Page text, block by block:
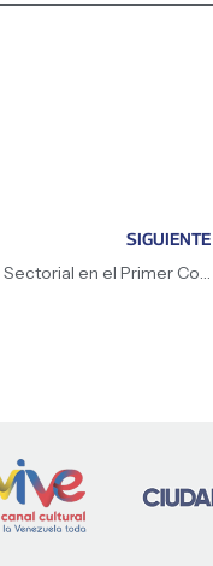
SIGUIENTE
Excelencia del Café Venezolano Impulsa la Integración Sectorial en el Primer Congreso Binacional